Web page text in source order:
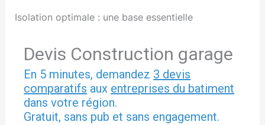
Isolation optimale : une base essentielle
Devis Construction garage
En 5 minutes, demandez 3 devis
comparatifs aux entreprises du batiment
dans votre région.
Gratuit, sans pub et sans engagement.